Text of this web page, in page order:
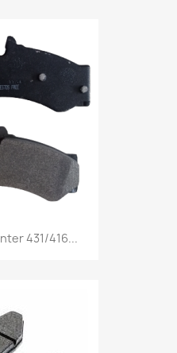
431/416...